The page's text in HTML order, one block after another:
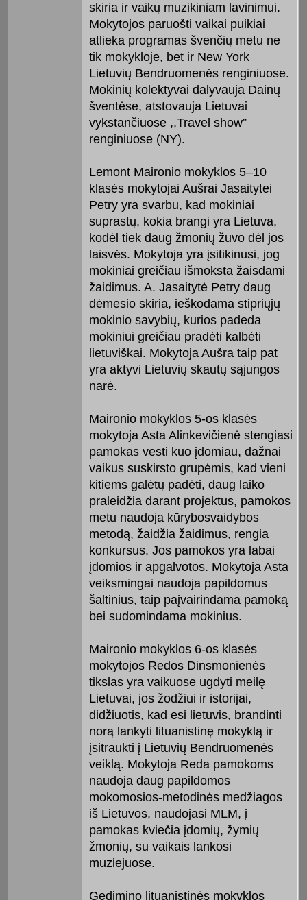
skiria ir vaikų muzikiniam lavinimui.
Mokytojos paruošti vaikai puikiai
atlieka programas švenčių metu ne
tik mokykloje, bet ir New York
Lietuvių Bendruomenės renginiuose.
Mokinių kolektyvai dalyvauja Dainų
šventėse, atstovauja Lietuvai
vykstančiuose ,,Travel show”
renginiuose (NY).
Lemont Maironio mokyklos 5–10
klasės mokytojai Aušrai Jasaitytei
Petry yra svarbu, kad mokiniai
suprastų, kokia brangi yra Lietuva,
kodėl tiek daug žmonių žuvo dėl jos
laisvės. Mokytoja yra įsitikinusi, jog
mokiniai greičiau išmoksta žaisdami
žaidimus. A. Jasaitytė Petry daug
dėmesio skiria, ieškodama stipriųjų
mokinio savybių, kurios padeda
mokiniui greičiau pradėti kalbėti
lietuviškai. Mokytoja Aušra taip pat
yra aktyvi Lietuvių skautų sąjungos
narė.
Maironio mokyklos 5-os klasės
mokytoja Asta Alinkevičienė stengiasi
pamokas vesti kuo įdomiau, dažnai
vaikus suskirsto grupėmis, kad vieni
kitiems galėtų padėti, daug laiko
praleidžia darant projektus, pamokos
metu naudoja kūrybosvaidybos
metodą, žaidžia žaidimus, rengia
konkursus. Jos pamokos yra labai
įdomios ir apgalvotos. Mokytoja Asta
veiksmingai naudoja papildomus
šaltinius, taip paįvairindama pamoką
bei sudomindama mokinius.
Maironio mokyklos 6-os klasės
mokytojos Redos Dinsmonienės
tikslas yra vaikuose ugdyti meilę
Lietuvai, jos žodžiui ir istorijai,
didžiuotis, kad esi lietuvis, brandinti
norą lankyti lituanistinę mokyklą ir
įsitraukti į Lietuvių Bendruomenės
veiklą. Mokytoja Reda pamokoms
naudoja daug papildomos
mokomosios-metodinės medžiagos
iš Lietuvos, naudojasi MLM, į
pamokas kviečia įdomių, žymių
žmonių, su vaikais lankosi
muziejuose.
Gedimino lituanistinės mokyklos